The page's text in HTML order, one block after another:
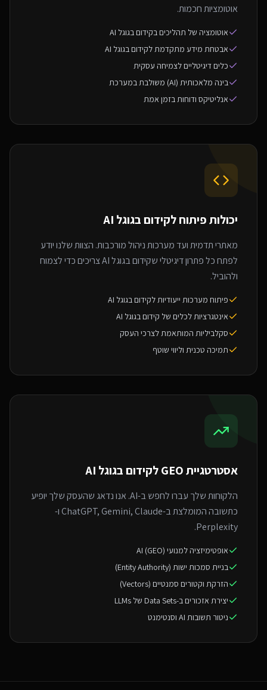
אוטומציות חכמות.
אוטומציה של תהליכים בקידום בגוגל AI
אבטחת מידע מתקדמת לקידום בגוגל AI
כלים דיגיטליים לצמיחה עסקית
בינה מלאכותית (AI) משולבת במערכת
אנליטיקס ודוחות בזמן אמת
יכולות פיתוח לקידום בגוגל AI
מאתרי תדמית ועד מערכות ניהול מורכבות. הצוות שלנו יודע
לפתח כל פתרון דיגיטלי שקידום בגוגל AI צריכים כדי לצמוח
ולהוביל.
פיתוח מערכות ייעודיות לקידום בגוגל AI
אינטגרציות לכלים של קידום בגוגל AI
סקלביליות המותאמת לצרכי העסק
תמיכה טכנית וליווי שוטף
אסטרטגיית GEO ל קידום בגוגל AI
הלקוחות שלך עברו לחפש ב-AI. אנו נדאג שהעסק שלך יופיע
כתשובה המומלצת ב-ChatGPT, Gemini, Claude ו-
Perplexity.
אופטימיזציה למנועי AI (GEO)
בניית סמכות ישות (Entity Authority)
הזרקת וקטורים סמנטיים (Vectors)
יצירת אזכורים ב-Data Sets של LLMs
ניטור תשובות AI וסנטימנט